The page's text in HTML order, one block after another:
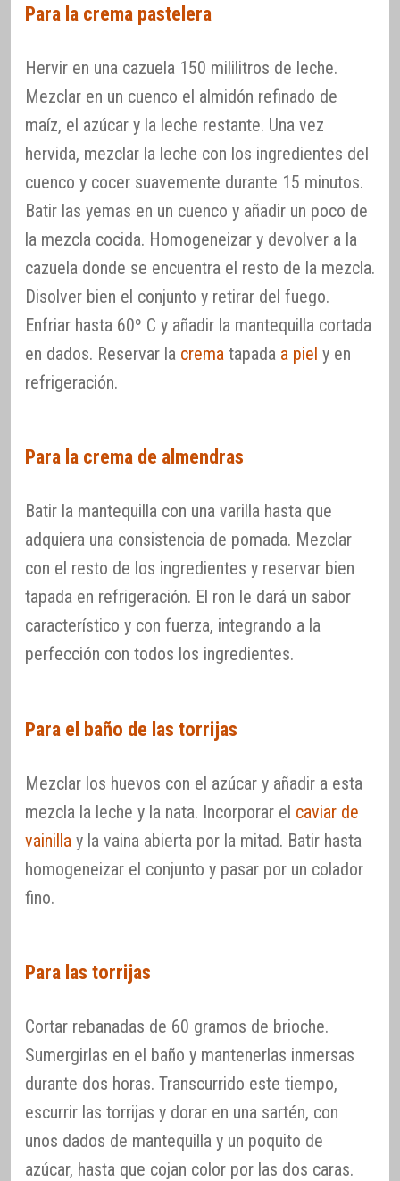
Para la crema pastelera
Hervir en una cazuela 150 mililitros de leche.
Mezclar en un cuenco el almidón refinado de
maíz, el azúcar y la leche restante. Una vez
hervida, mezclar la leche con los ingredientes del
cuenco y cocer suavemente durante 15 minutos.
Batir las yemas en un cuenco y añadir un poco de
la mezcla cocida. Homogeneizar y devolver a la
cazuela donde se encuentra el resto de la mezcla.
Disolver bien el conjunto y retirar del fuego.
Enfriar hasta 60º C y añadir la mantequilla cortada
en dados. Reservar la crema tapada a piel y en
refrigeración.
Para la crema de almendras
Batir la mantequilla con una varilla hasta que
adquiera una consistencia de pomada. Mezclar
con el resto de los ingredientes y reservar bien
tapada en refrigeración. El ron le dará un sabor
característico y con fuerza, integrando a la
perfección con todos los ingredientes.
Para el baño de las torrijas
Mezclar los huevos con el azúcar y añadir a esta
mezcla la leche y la nata. Incorporar el caviar de
vainilla y la vaina abierta por la mitad. Batir hasta
homogeneizar el conjunto y pasar por un colador
fino.
Para las torrijas
Cortar rebanadas de 60 gramos de brioche.
Sumergirlas en el baño y mantenerlas inmersas
durante dos horas. Transcurrido este tiempo,
escurrir las torrijas y dorar en una sartén, con
unos dados de mantequilla y un poquito de
azúcar, hasta que cojan color por las dos caras.